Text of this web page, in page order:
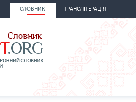
СЛОВНИК ТРАНСЛІТЕРАЦІЯ